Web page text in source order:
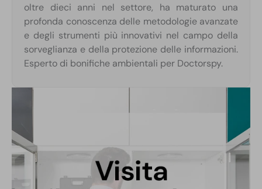
oltre dieci anni nel settore, ha maturato una
profonda conoscenza delle metodologie avanzate
e degli strumenti più innovativi nel campo della
sorveglianza e della protezione delle informazioni.
Esperto di bonifiche ambientali per Doctorspy.